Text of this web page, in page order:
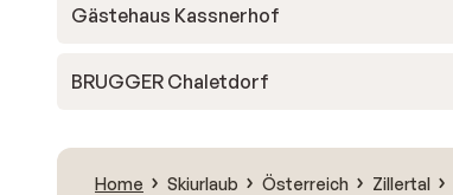
Gästehaus Kassnerhof
BRUGGER Chaletdorf
Home Skiurlaub Österreich Zillertal